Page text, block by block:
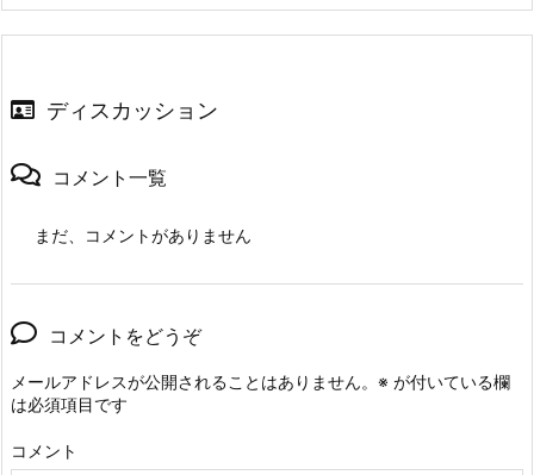
ディスカッション
コメント一覧
まだ、コメントがありません
コメントをどうぞ
メールアドレスが公開されることはありません。 ※ が付いている欄
は必須項目です
コメント